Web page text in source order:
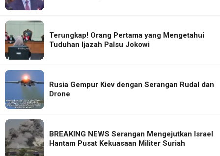
Terungkap! Orang Pertama yang Mengetahui
Tuduhan Ijazah Palsu Jokowi
Rusia Gempur Kiev dengan Serangan Rudal dan
Drone
BREAKING NEWS Serangan Mengejutkan Israel
Hantam Pusat Kekuasaan Militer Suriah